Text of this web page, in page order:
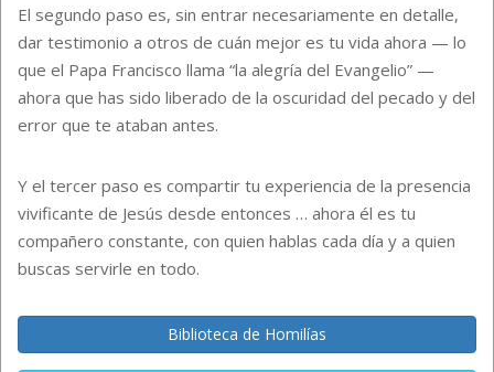
El segundo paso es, sin entrar necesariamente en detalle,
dar testimonio a otros de cuán mejor es tu vida ahora — lo
que el Papa Francisco llama “la alegría del Evangelio” —
ahora que has sido liberado de la oscuridad del pecado y del
error que te ataban antes.
Y el tercer paso es compartir tu experiencia de la presencia
vivificante de Jesús desde entonces … ahora él es tu
compañero constante, con quien hablas cada día y a quien
buscas servirle en todo.
Biblioteca de Homilías